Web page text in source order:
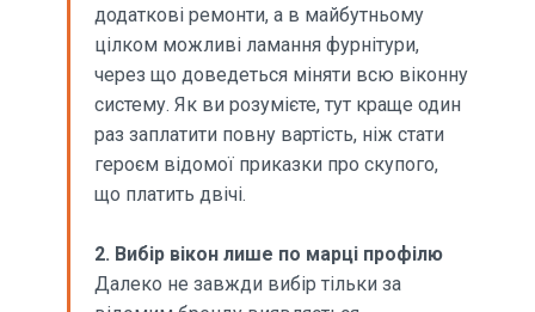
додаткові ремонти, а в майбутньому
цілком можливі ламання фурнітури,
через що доведеться міняти всю віконну
систему. Як ви розумієте, тут краще один
раз заплатити повну вартість, ніж стати
героєм відомої приказки про скупого,
що платить двічі.
2. Вибір вікон лише по марці профілю
Далеко не завжди вибір тільки за